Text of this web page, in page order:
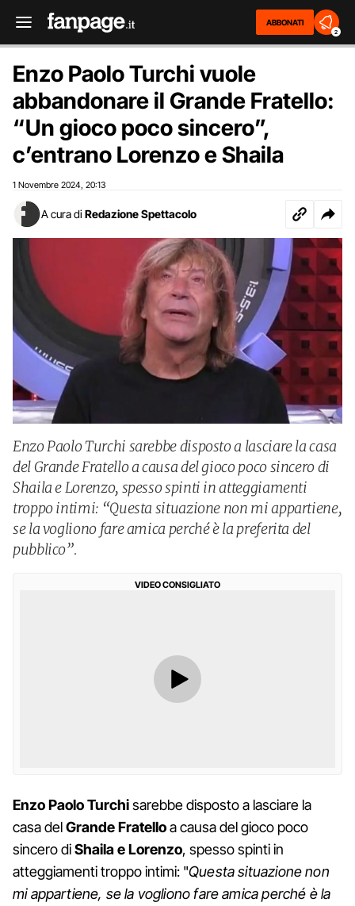
ABBONATI
2
Enzo Paolo Turchi vuole
abbandonare il Grande Fratello:
“Un gioco poco sincero”,
c’entrano Lorenzo e Shaila
1 Novembre 2024 20:13
A cura di Redazione Spettacolo
Enzo Paolo Turchi sarebbe disposto a lasciare la casa
del Grande Fratello a causa del gioco poco sincero di
Shaila e Lorenzo, spesso spinti in atteggiamenti
troppo intimi: “Questa situazione non mi appartiene,
se la vogliono fare amica perché è la preferita del
pubblico”.
VIDEO CONSIGLIATO
Enzo Paolo Turchisarebbe disposto a lasciare la
casa delGrande Fratelloa causa del gioco poco
sincero diShaila e Lorenzo, spesso spinti in
atteggiamenti troppo intimi: "Questa situazione non
mi appartiene, se la vogliono fare amica perché è la